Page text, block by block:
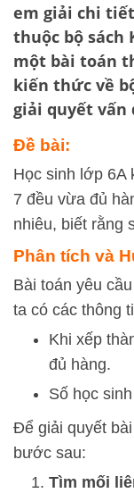
em giải chi tiết
thuộc bộ sách
một bài toán
kiến thức về
giải quyết vấn
Đề bài:
Học sinh lớp 6A
7 đều vừa đủ
nhiêu, biết rằng
Phân tích và
Bài toán yêu
ta có các thông
Khi xếp
đủ hàng.
Số học
Để giải quyết
bước sau:
Tìm mối